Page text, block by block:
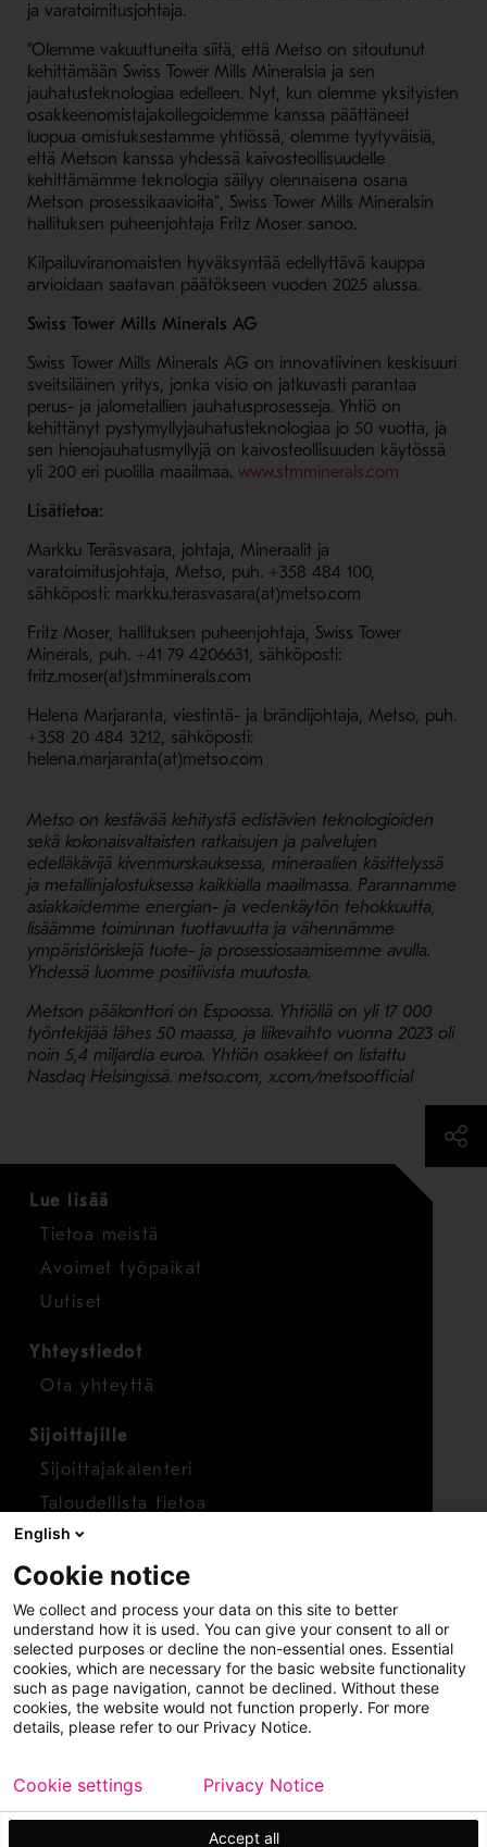
ja varatoimitusjohtaja.
”Olemme vakuuttuneita siitä, että Metso on sitoutunut
kehittämään Swiss Tower Mills Mineralsia ja sen
jauhatusteknologiaa edelleen. Nyt, kun olemme yksityisten
osakkeenomistajakollegoidemme kanssa päättäneet
luopua omistuksestamme yhtiössä, olemme tyytyväisiä,
että Metson kanssa yhdessä kaivosteollisuudelle
kehittämämme teknologia säilyy olennaisena osana
Metson prosessikaavioita”, Swiss Tower Mills Mineralsin
hallituksen puheenjohtaja Fritz Moser sanoo.
Kilpailuviranomaisten hyväksyntää edellyttävä kauppa
arvioidaan saatavan päätökseen vuoden 2025 alussa.
Swiss Tower Mills Minerals AG
Swiss Tower Mills Minerals AG on innovatiivinen keskisuuri
sveitsiläinen yritys, jonka visio on jatkuvasti parantaa
perus- ja jalometallien jauhatusprosesseja. Yhtiö on
kehittänyt pystymyllyjauhatusteknologiaa jo 50 vuotta, ja
sen hienojauhatusmyllyjä on kaivosteollisuuden käytössä
yli 200 eri puolilla maailmaa. www.stmminerals.com- Avaa
Lisätietoa:
Markku Teräsvasara, johtaja, Mineraalit ja
varatoimitusjohtaja, Metso, puh. +358 484 100,
sähköposti: markku.terasvasara(at)metso.com
Fritz Moser, hallituksen puheenjohtaja, Swiss Tower
Minerals, puh. +41 79 4206631, sähköposti:
fritz.moser(at)stmminerals.com
Helena Marjaranta, viestintä- ja brändijohtaja, Metso, puh.
+358 20 484 3212, sähköposti:
helena.marjaranta(at)metso.com
Metso on kestävää kehitystä edistävien teknologioiden
sekä kokonaisvaltaisten ratkaisujen ja palvelujen
edelläkävijä kivenmurskauksessa, mineraalien käsittelyssä
ja metallinjalostuksessa kaikkialla maailmassa. Parannamme
asiakkaidemme energian- ja vedenkäytön tehokkuutta,
lisäämme toiminnan tuottavuutta ja vähennämme
ympäristöriskejä tuote- ja prosessiosaamisemme avulla.
Yhdessä luomme positiivista muutosta.
Metson pääkonttori on Espoossa. Yhtiöllä on yli 17 000
työntekijää lähes 50 maassa, ja liikevaihto vuonna 2023 oli
noin 5,4 miljardia euroa. Yhtiön osakkeet on listattu
Nasdaq Helsingissä. metso.com, x.com/metsoofficial
Lue lisää
Tietoa meistä
Avoimet työpaikat
Uutiset
Yhteystiedot
Ota yhteyttä
Sijoittajille
Sijoittajakalenteri
Taloudellista tietoa
Osakkeet
Raportoi huolenaihe
Whistleblower-työkalu
Copyright © 2026 Metso
Sivukartta
Käyttöehdot
Tietosuoja Tavaramerkit
English
Cookie notice
We collect and process your data on this site to better
understand how it is used. You can give your consent to all or
selected purposes or decline the non-essential ones. Essential
cookies, which are necessary for the basic website functionality
such as page navigation, cannot be declined. Without these
cookies, the website would not function properly. For more
details, please refer to our Privacy Notice.
Accept all
Cookie settings Privacy Notice